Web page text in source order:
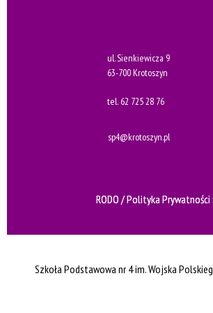
ul. Sienkiewicza 9
63-700 Krotoszyn
tel. 62 725 28 76
sp4@krotoszyn.pl
RODO / Polityka Prywatności
Szkoła Podstawowa nr 4 im. Wojska